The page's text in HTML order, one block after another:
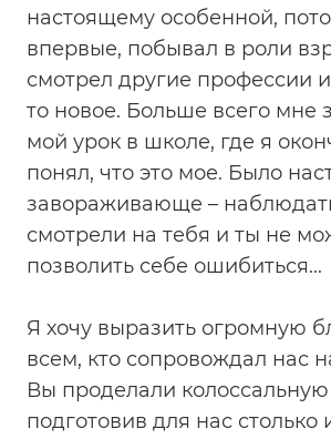
настоящему особенной,
впервые, побывал в роли
смотрел другие профессии
то новое. Больше всего мне
мой урок в школе, где я
понял, что это мое. Было
завораживающе –
смотрели на тебя и ты не
позволить себе ошибиться...
Я хочу выразить огромную
всем, кто сопровождал нас
Вы проделали колоссальную
подготовив для нас столько